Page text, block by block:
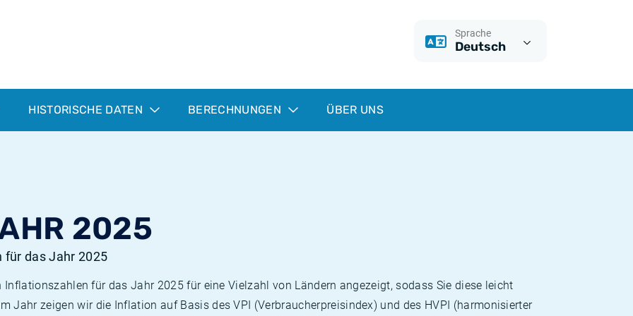
Sprache
Deutsch
HISTORISCHE DATEN BERECHNUNGEN ÜBER UNS
2025
das Jahr 2025
für das Jahr 2025 für eine Vielzahl von Ländern angezeigt, sodass Sie diese leicht
Jahr zeigen wir die Inflation auf Basis des VPI (Verbraucherpreisindex) und des HVPI (harmonisierter